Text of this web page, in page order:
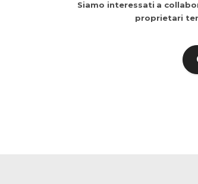
Siamo interessati a
proprietari